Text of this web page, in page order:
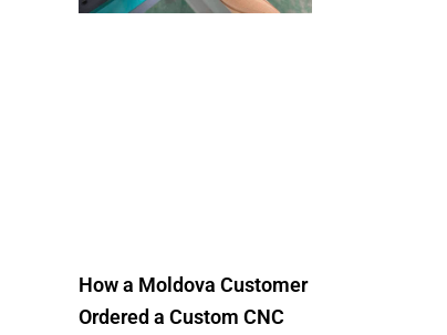
How a Moldova Customer
Ordered a Custom CNC